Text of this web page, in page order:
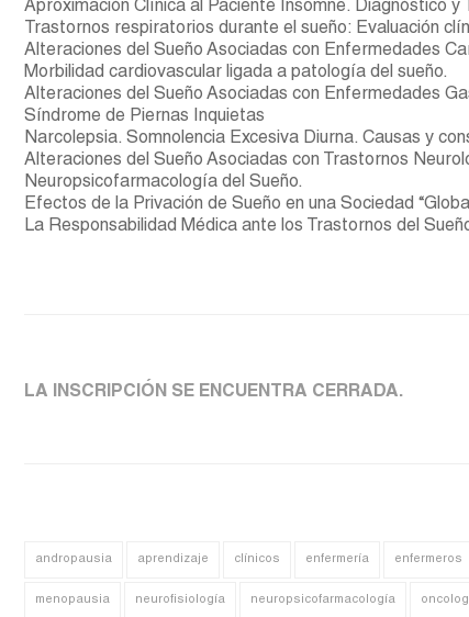
Aproximación Clínica al Paciente Insomne. Diagnóstico y
Trastornos respiratorios durante el sueño: Evaluación
Alteraciones del Sueño Asociadas con Enfermedades
Morbilidad cardiovascular ligada a patología del sueño.
Alteraciones del Sueño Asociadas con Enfermedades
Síndrome de Piernas Inquietas
Narcolepsia. Somnolencia Excesiva Diurna. Causas y
Alteraciones del Sueño Asociadas con Trastornos
Neuropsicofarmacología del Sueño.
Efectos de la Privación de Sueño en una Sociedad
La Responsabilidad Médica ante los Trastornos del
LA INSCRIPCIÓN SE ENCUENTRA CERRADA.
andropausia aprendizaje clínicos enfermería enfermeros
menopausia neurofisiología neuropsicofarmacología